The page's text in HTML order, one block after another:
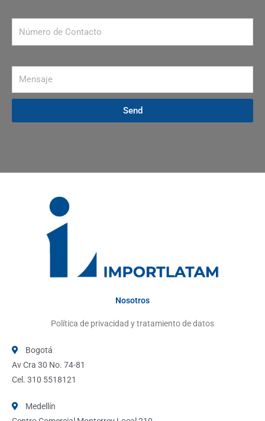
Send
Nosotros
Política de privacidad y tratamiento de datos
Bogotá
Av Cra 30 No. 74-81
Cel. 310 5518121
Medellín